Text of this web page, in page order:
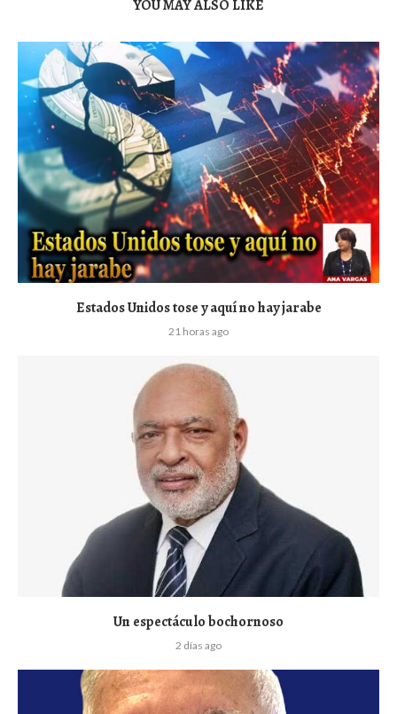
YOU MAY ALSO LIKE
Estados Unidos tose y aquí no hay jarabe
21 horas ago
Un espectáculo bochornoso
2 días ago